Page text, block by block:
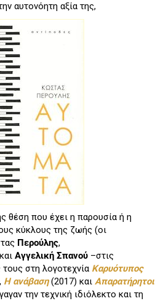
αυτονόητη αξία της,
θέση που έχει η παρουσία ή η
κύκλους της ζωής (οι
Περούλης,
και Αγγελική Σπανού –στις
στη λογοτεχνία Καρυότυπος
Η ανάβαση(2017) και Απαρατήρητοι
την τεχνική ιδιόλεκτο και τη